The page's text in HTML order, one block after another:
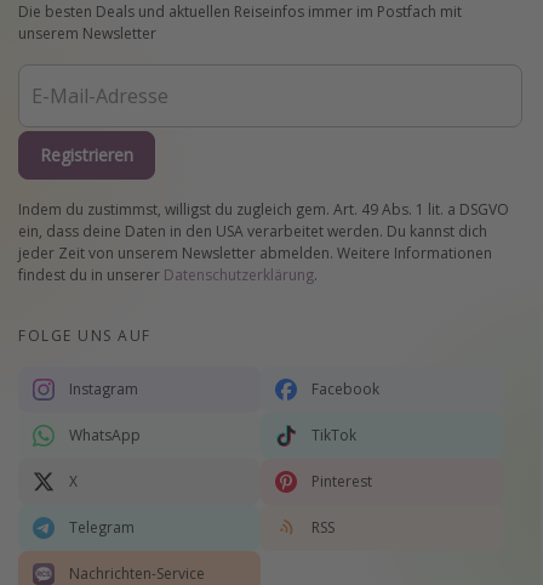
Die besten Deals und aktuellen Reiseinfos immer im Postfach mit
unserem Newsletter
Registrieren
Indem du zustimmst, willigst du zugleich gem. Art. 49 Abs. 1 lit. a DSGVO
ein, dass deine Daten in den USA verarbeitet werden. Du kannst dich
jeder Zeit von unserem Newsletter abmelden. Weitere Informationen
findest du in unserer Datenschutzerklärung.
FOLGE UNS AUF
Instagram Facebook
WhatsApp TikTok
X Pinterest
Telegram RSS
Nachrichten-Service